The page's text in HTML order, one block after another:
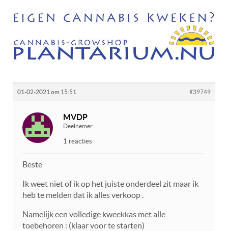
01-02-2021 om 15:51 #39749
MVDP
Deelnemer
1 reacties
Beste
Ik weet niet of ik op het juiste onderdeel zit maar ik
heb te melden dat ik alles verkoop .
Namelijk een volledige kweekkas met alle
toebehoren : (klaar voor te starten)